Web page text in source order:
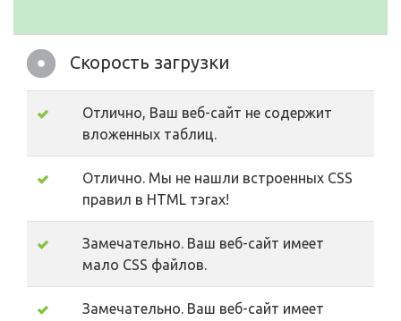
Скорость загрузки
Отлично, Ваш веб-сайт не содержит
вложенных таблиц.
Отлично. Мы не нашли встроенных CSS
правил в HTML тэгах!
Замечательно. Ваш веб-сайт имеет
мало CSS файлов.
Замечательно. Ваш веб-сайт имеет